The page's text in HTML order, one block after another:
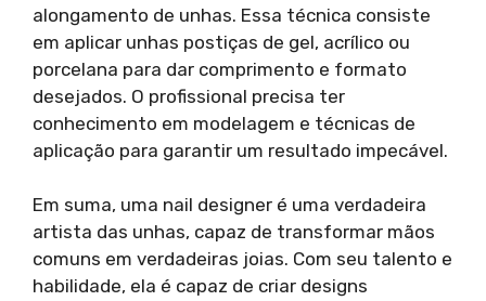
alongamento de unhas. Essa técnica consiste
em aplicar unhas postiças de gel, acrílico ou
porcelana para dar comprimento e formato
desejados. O profissional precisa ter
conhecimento em modelagem e técnicas de
aplicação para garantir um resultado impecável.
Em suma, uma nail designer é uma verdadeira
artista das unhas, capaz de transformar mãos
comuns em verdadeiras joias. Com seu talento e
habilidade, ela é capaz de criar designs